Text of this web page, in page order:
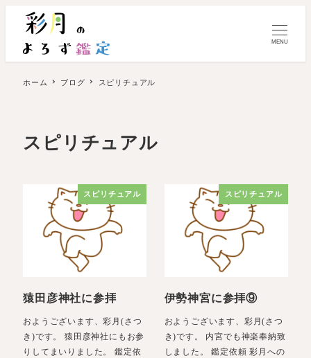
MENU
ホーム ブログ スピリチュアル
スピリチュアル
スピリチュアル
猿田彦神社に参拝
おようございます、彩月(さつ
き)です。 猿田彦神社にもお参
りしてまいりました。 鑑定依
スピリチュアル
伊勢神宮に参拝⑨
おようございます、彩月(さつ
き)です。 内宮でも神楽奉納致
しました。 鑑定依頼 彩月への